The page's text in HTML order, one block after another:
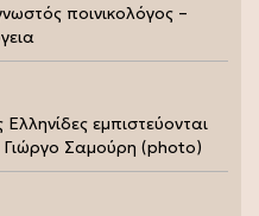
ποινικολόγος –
εμπιστεύονται
Γιώργο Σαμούρη (photo)